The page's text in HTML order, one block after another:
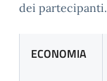
dei partecipanti.
ECONOMIA